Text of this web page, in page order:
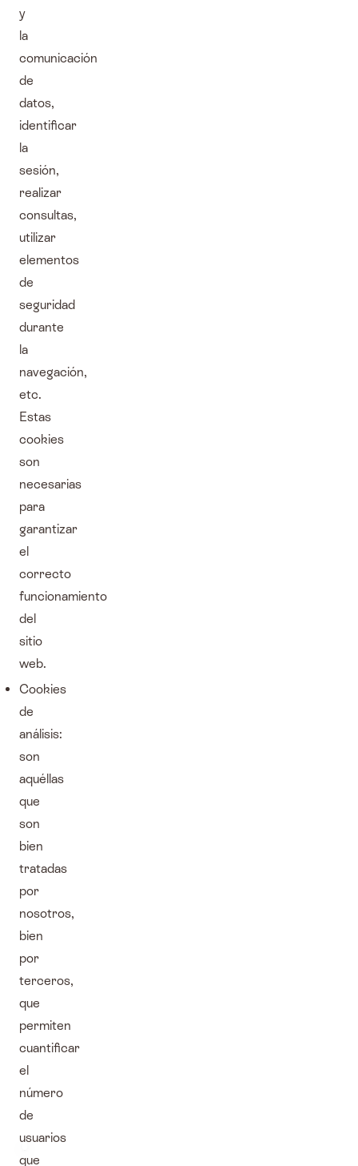
y
la
comunicación
de
datos,
identificar
la
sesión,
realizar
consultas,
utilizar
elementos
de
seguridad
durante
la
navegación,
etc.
Estas
cookies
son
necesarias
para
garantizar
el
correcto
funcionamiento
del
sitio
web.
Cookies
de
análisis:
son
aquéllas
que
son
bien
tratadas
por
nosotros,
bien
por
terceros,
que
permiten
cuantificar
el
número
de
usuarios
que